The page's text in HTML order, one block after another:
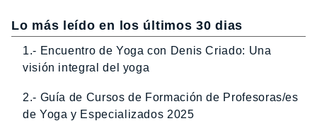
Lo más leído en los últimos 30 dias
1.- Encuentro de Yoga con Denis Criado: Una
visión integral del yoga
2.- Guía de Cursos de Formación de Profesoras/es
de Yoga y Especializados 2025